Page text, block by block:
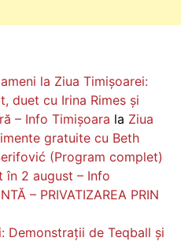
la Ziua Timișoarei:
duet cu Irina Rimes și
– Info Timișoara la Ziua
gratuite cu Beth
(Program complet)
în 2 august – Info
– PRIVATIZAREA PRIN
Demonstrații de Teqball și